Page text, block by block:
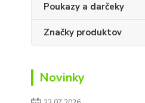
Poukazy a darčeky
Značky produktov
Novinky